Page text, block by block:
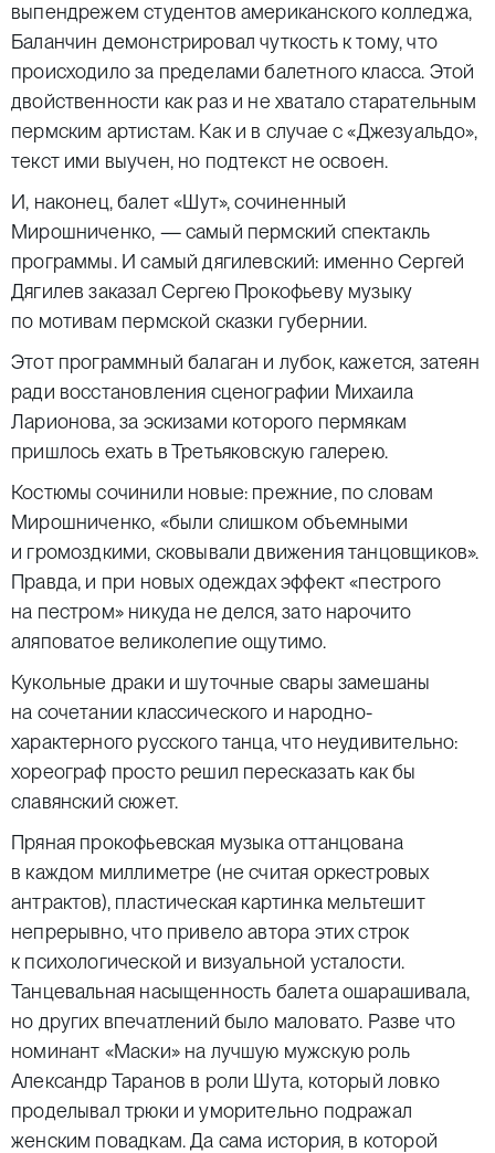
выпендрежем студентов американского колледжа,
Баланчин демонстрировал чуткость к тому, что
происходило за пределами балетного класса. Этой
двойственности как раз и не хватало старательным
пермским артистам. Как и в случае с «Джезуальдо»,
текст ими выучен, но подтекст не освоен.
И, наконец, балет «Шут», сочиненный
Мирошниченко, — самый пермский спектакль
программы. И самый дягилевский: именно Сергей
Дягилев заказал Сергею Прокофьеву музыку
по мотивам пермской сказки губернии.
Этот программный балаган и лубок, кажется, затеян
ради восстановления сценографии Михаила
Ларионова, за эскизами которого пермякам
пришлось ехать в Третьяковскую галерею.
Костюмы сочинили новые: прежние, по словам
Мирошниченко, «были слишком объемными
и громоздкими, сковывали движения танцовщиков».
Правда, и при новых одеждах эффект «пестрого
на пестром» никуда не делся, зато нарочито
аляповатое великолепие ощутимо.
Кукольные драки и шуточные свары замешаны
на сочетании классического и народно-
характерного русского танца, что неудивительно:
хореограф просто решил пересказать как бы
славянский сюжет.
Пряная прокофьевская музыка оттанцована
в каждом миллиметре (не считая оркестровых
антрактов), пластическая картинка мельтешит
непрерывно, что привело автора этих строк
к психологической и визуальной усталости.
Танцевальная насыщенность балета ошарашивала,
но других впечатлений было маловато. Разве что
номинант «Маски» на лучшую мужскую роль
Александр Таранов в роли Шута, который ловко
проделывал трюки и уморительно подражал
женским повадкам. Да сама история, в которой